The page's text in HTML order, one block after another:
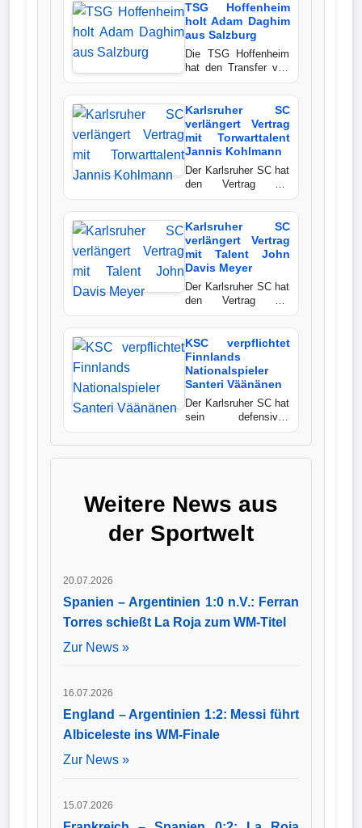
Bundesliga
Bundesliga
Bundesliga
Ergebnisse
SONSTIGES
Fußballspieler
Kader
TSG Hoffenheim
holt Adam Daghim
aus Salzburg
Die TSG Hoffenheim
hat den Transfer von
Adam Daghim perfekt
gemacht. Der 20
Jahre alte dänische
Nationalspieler kommt
von Red Bull
Salzburg,
unterschreibt einen
langfristigen Vertrag
und soll der Offensive
verleihen.
Karlsruher SC
verlängert Vertrag
mit Torwarttalent
Jannis Kohlmann
Der Karlsruher SC hat
den Vertrag mit
Nachwuchstorwart
Jannis Kohlmann
langfristig verlängert.
Mit der Entscheidung
unterstreichen die
Badener erneut ihren
Kurs, talentierte
Spieler aus den
eigenen Reihen
Karlsruher SC
verlängert Vertrag
mit Talent John
Davis Meyer
Der Karlsruher SC hat
den Vertrag mit
Nachwuchsstürmer
John Davis Meyer
langfristig verlängert.
Der 17-Jährige zählt
seit Beginn der
Sommervorbereitung
zum Profikader und
gilt als eines der
vielversprechendsten
KSC verpflichtet
Finnlands
Nationalspieler
Santeri Väänänen
Der Karlsruher SC hat
sein defensives
Mittelfeld mit dem
finnischen
Nationalspieler
Jährige kommt vom
norwegischen
Erstligisten
Rosenborg BK, trägt
in das Training der
Mannschaft
eingestiegen.
Weitere News aus
der Sportwelt
20.07.2026
Spanien – Argentinien 1:0 n.V.: Ferran
Torres schießt La Roja zum WM-Titel
Zur News »
16.07.2026
England – Argentinien 1:2: Messi führt
Albiceleste ins WM-Finale
Zur News »
15.07.2026